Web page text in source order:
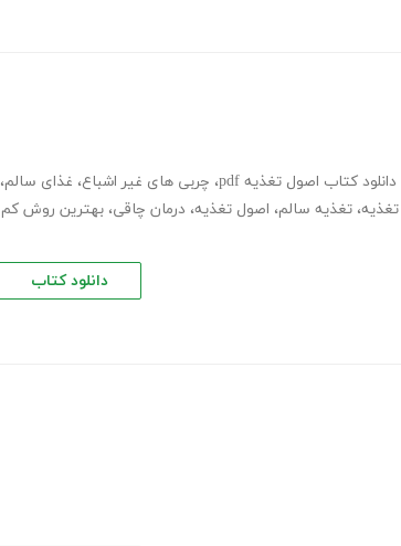
دانلود کتاب اصول تغذیه pdf ، چربی های غیر اشباع، غذای سالم،
تغذیه، تغذیه سالم، اصول تغذیه، درمان چاقی، بهترین روش کم
دانلود کتاب